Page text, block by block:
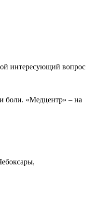
интересующий вопрос
боли. «Медцентр» – на